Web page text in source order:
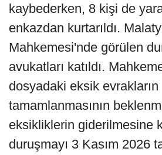
kaybederken, 8 kişi de
enkazdan kurtarıldı.
Mahkemesi'nde görülen
avukatları katıldı.
dosyadaki eksik evrakların
tamamlanmasının
eksikliklerin giderilmesine
duruşmayı 3 Kasım 2026